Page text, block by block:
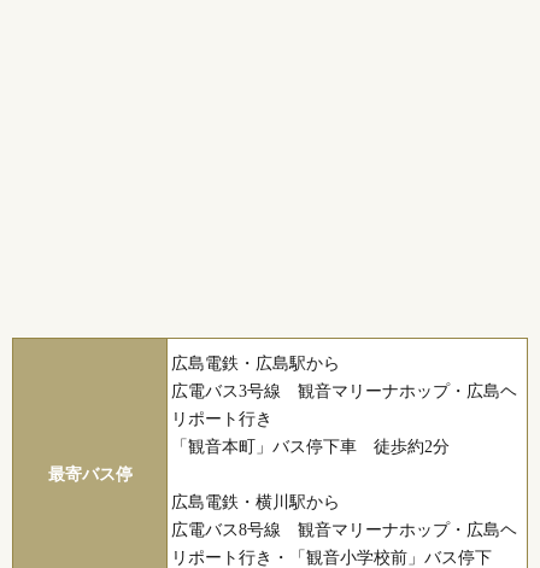
最寄バス停
広島電鉄・広島駅から
広電バス3号線 観音マリーナホップ・広島ヘ
リポート行き
「観音本町」バス停下車 徒歩約2分
広島電鉄・横川駅から
広電バス8号線 観音マリーナホップ・広島ヘ
リポート行き・「観音小学校前」バス停下